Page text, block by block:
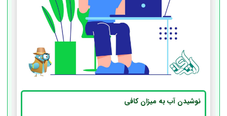
نوشیدن آب به میزان کافی